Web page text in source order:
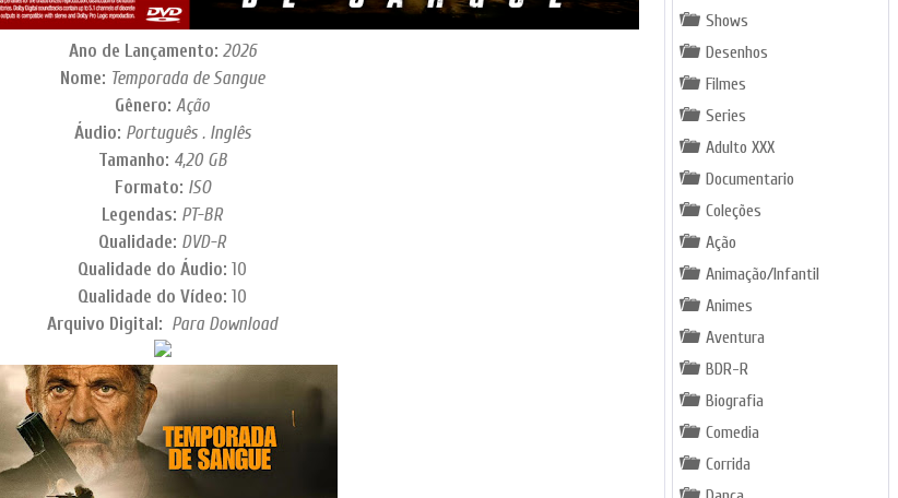
Ano de Lançamento: 2026
Nome: Temporada de Sangue
Gênero:Ação
Áudio: Português . Inglês
Tamanho: 4,20 GB
Formato: ISO
Legendas: PT-BR
Qualidade: DVD-R
Qualidade do Áudio:10
Qualidade do Vídeo:10
Arquivo Digital: Para Download
Shows
Desenhos
Filmes
Series
Adulto XXX
Documentario
Coleções
Ação
Animação/Infantil
Animes
Aventura
BDR-R
Biografia
Comedia
Corrida